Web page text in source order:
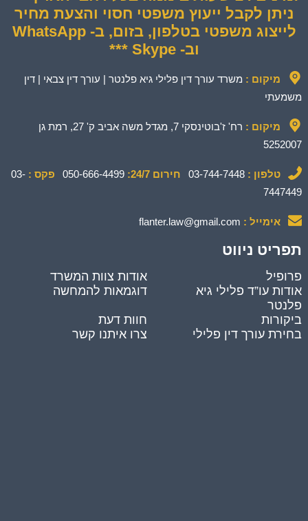
ניתן לקבל ייעוץ משפטי חסוי והצעת מחיר
לייצוג משפטי בטלפון, בזום, ב- WhatsApp
וב- Skype ***
מיקום : משרד עורך דין פלילי גיא פלנטר | עורך דין צבאי | דין
משמעתי
מיקום :
רח' ז'בוטינסקי 7, מגדל משה אביב ק' 27, רמת גן
5252007
טלפון : 03-744-7448 חירום 24/7: 050-666-4499 פקס : 03-
7447449
אימייל : flanter.law@gmail.com
תפריט ניווט
פרופיל
אודות צוות המשרד
אודות עו”ד פלילי גיא
פלנטר
דוגמאות להמחשה
ביקורות
חוות דעת
בחירת עורך דין פלילי
צרו איתנו קשר